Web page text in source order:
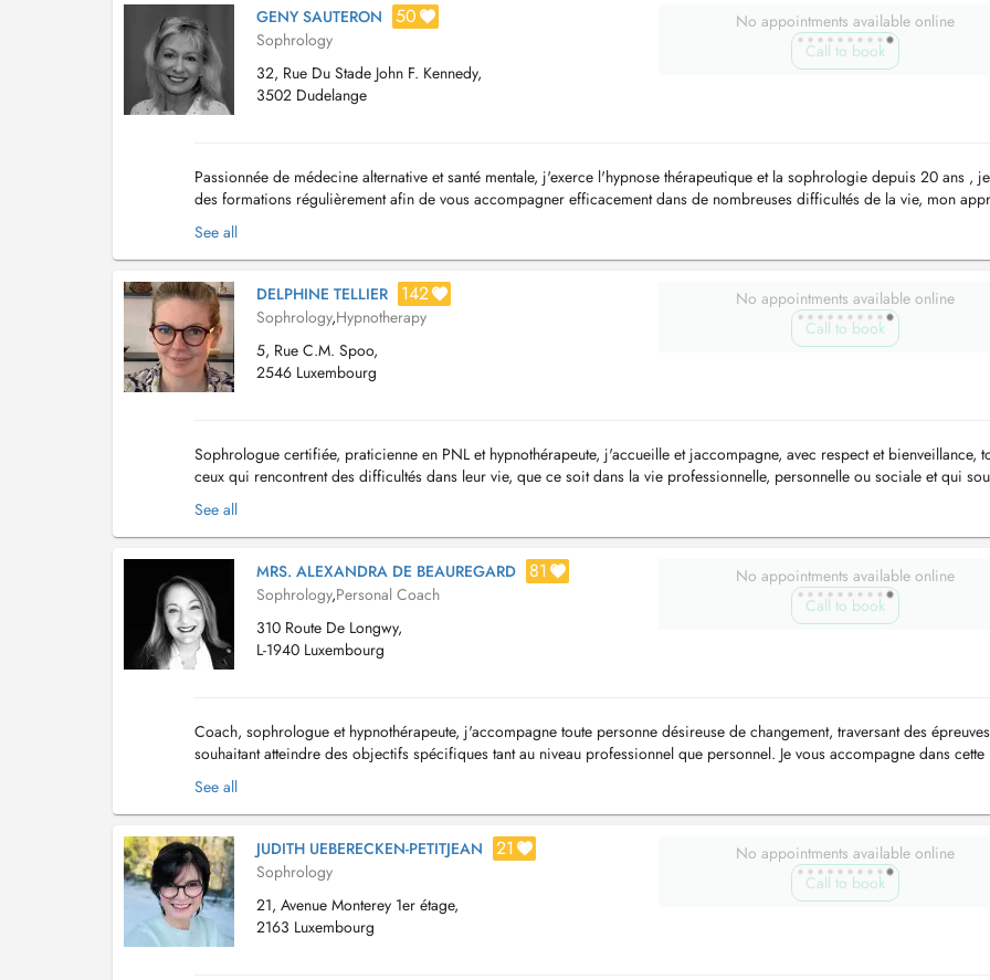
GENY SAUTERON 50
Sophrology
32, Rue Du Stade John F. Kennedy,
3502 Dudelange
No appointments available online
Call to book
Passionnée de médecine alternative et santé mentale, j'exerce l'hypnose thérapeutique et la sophrologie depuis 20 ans ,
des formations régulièrement afin de vous accompagner efficacement dans de nombreuses difficultés de la vie, mon
est empathique et la neutralité bienveillante est ...
See all
DELPHINE TELLIER 142
Sophrology,Hypnotherapy
5, Rue C.M. Spoo,
2546 Luxembourg
No appointments available online
Call to book
Sophrologue certifiée, praticienne en PNL et hypnothérapeute, j'accueille et jaccompagne, avec respect et bienveillance,
ceux qui rencontrent des difficultés dans leur vie, que ce soit dans la vie professionnelle, personnelle ou sociale et qui
les transcender pour mieux les dépasser....
See all
MRS. ALEXANDRA DE BEAUREGARD 81
Sophrology,Personal Coach
310 Route De Longwy,
L-1940 Luxembourg
No appointments available online
Call to book
Coach, sophrologue et hypnothérapeute, j'accompagne toute personne désireuse de changement, traversant des
souhaitant atteindre des objectifs spécifiques tant au niveau professionnel que personnel. Je vous accompagne dans cette
démarche avec plaisir, dans un cadre bienveillant et dynam...
See all
JUDITH UEBERECKEN-PETITJEAN 21
Sophrology
21, Avenue Monterey 1er étage,
2163 Luxembourg
No appointments available online
Call to book